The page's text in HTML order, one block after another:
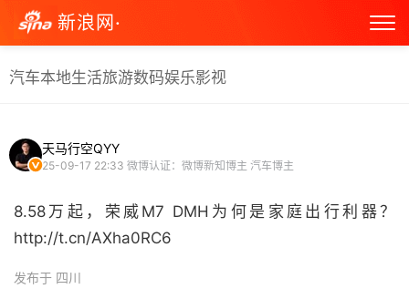
新浪网·
汽车本地生活旅游数码娱乐影视
天马行空QYY
25-09-17 22:33 微博认证：微博新知博主 汽车博主
8.58万起，荣威M7 DMH为何是家庭出行利器？
http://t.cn/AXha0RC6 ​
发布于 四川